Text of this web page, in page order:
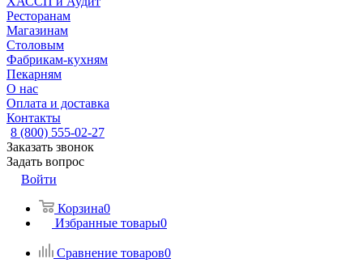
Ресторанам
Магазинам
Столовым
Фабрикам-кухням
Пекарням
О нас
Оплата и доставка
Контакты
8 (800) 555-02-27
Заказать звонок
Задать вопрос
Войти
Корзина0
Избранные товары0
Сравнение товаров0